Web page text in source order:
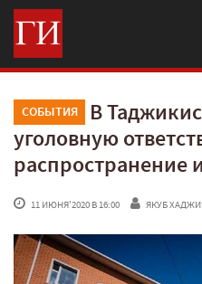
СОБЫТИЯ
В
уголовную
распространение
11 ИЮНЯ'2020 В 16:00 ЯКУБ